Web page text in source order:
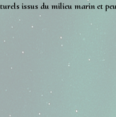
issus du milieu marin et